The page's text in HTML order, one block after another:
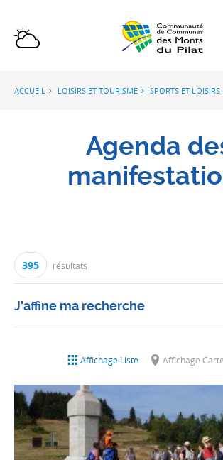
ACCUEIL LOISIRS ET TOURISME SPORTS ET LOISIRS
Agenda
395 résultats
J'affine ma recherche
Affichage Liste Affichage Carte